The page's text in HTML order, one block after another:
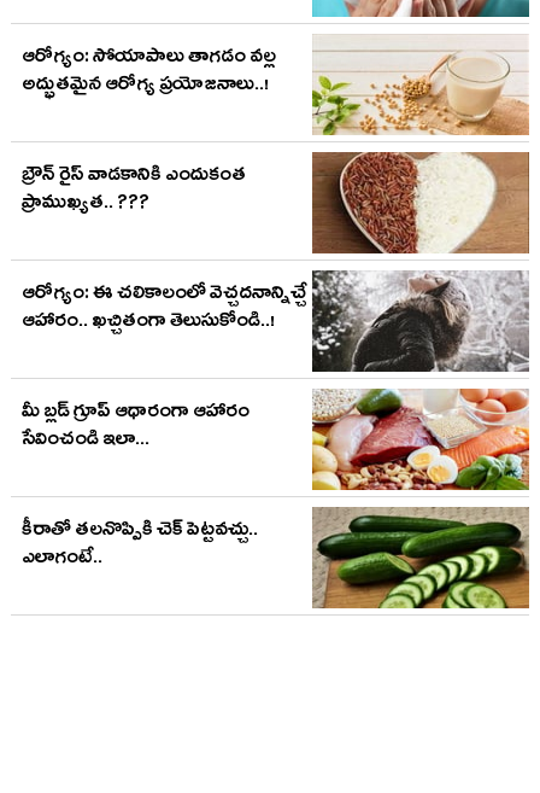
ఆరోగ్యం: సోయాపాలు తాగ‌డం వ‌ల్ల
అద్భుత‌మైన ఆరోగ్య ప్ర‌యోజ‌నాలు..!
బ్రౌన్ రైస్ వాడకానికి ఎందుకంత
ప్రాముఖ్యత.. ???
ఆరోగ్యం: ఈ చ‌లికాలంలో వెచ్చ‌ద‌నాన్నిచ్చే
ఆహారం.. ఖ‌చ్చితంగా తెలుసుకోండి..!
మీ బ్లడ్ గ్రూప్ ఆధారంగా ఆహారం
సేవించండి ఇలా...
కీరాతో తలనొప్పికి చెక్ పెట్ట‌వ‌చ్చు..
ఎలాగంటే..